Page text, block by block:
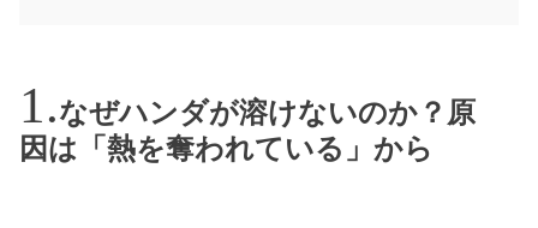
なぜハンダが溶けないのか？原
因は「熱を奪われている」から